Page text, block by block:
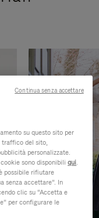
su questo sito per
traffico del sito,
personalizzate.
sono disponibiliqui.
possibile rifiutare
senza accettare”. In
clic su “Accetta e
per configurare le
Continua senza accettare